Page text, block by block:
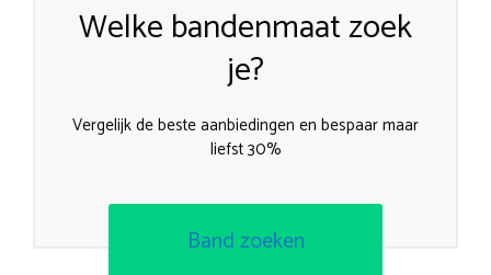
Welke bandenmaat zoek
je?
Vergelijk de beste aanbiedingen en bespaar maar
liefst 30%
Band zoeken